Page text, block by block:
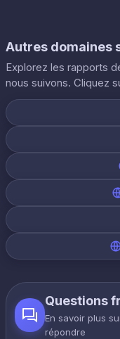
Autres domaines
Explorez les rapports
nous suivons. Cliquez
Questions
En savoir plus
répondre